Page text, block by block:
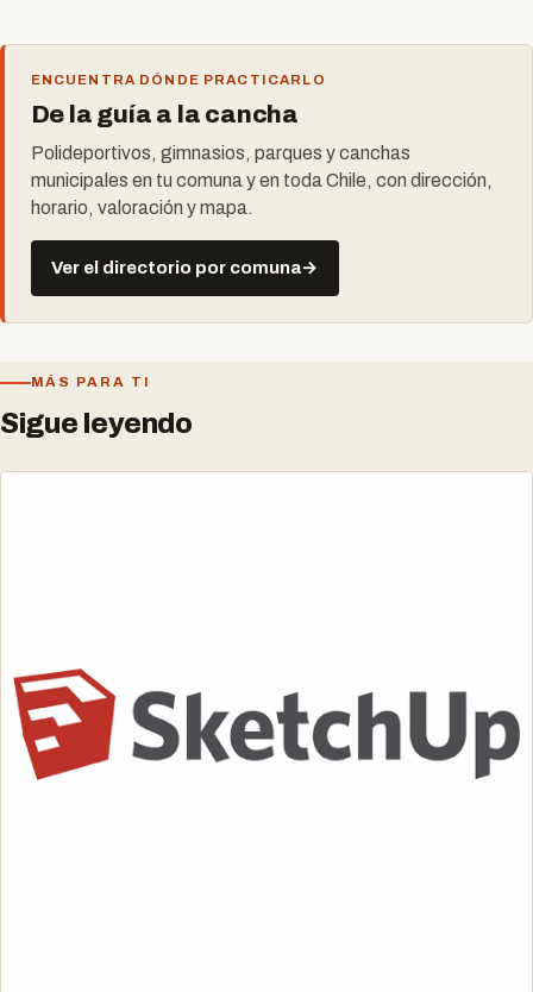
ENCUENTRA DÓNDE PRACTICARLO
De la guía a la cancha
Polideportivos, gimnasios, parques y canchas
municipales en tu comuna y en toda Chile, con dirección,
horario, valoración y mapa.
Ver el directorio por comuna→
MÁS PARA TI
Sigue leyendo